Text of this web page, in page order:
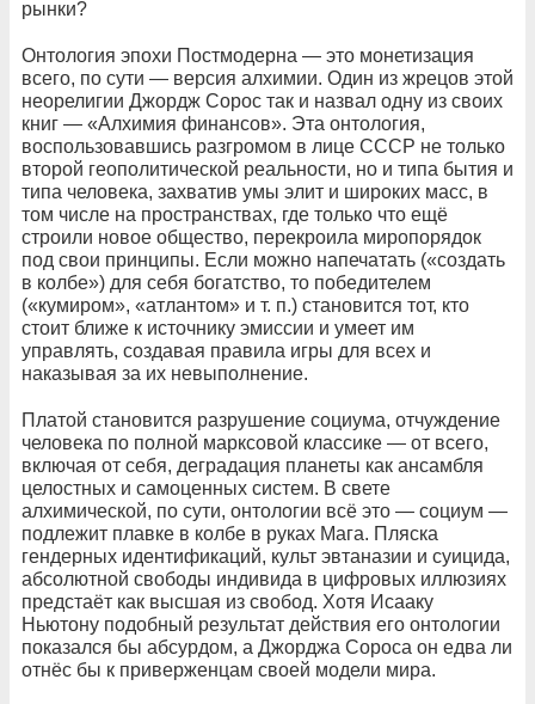
рынки?
Онтология эпохи Постмодерна — это монетизация
всего, по сути — версия алхимии. Один из жрецов этой
неорелигии Джордж Сорос так и назвал одну из своих
книг — «Алхимия финансов». Эта онтология,
воспользовавшись разгромом в лице СССР не только
второй геополитической реальности, но и типа бытия и
типа человека, захватив умы элит и широких масс, в
том числе на пространствах, где только что ещё
строили новое общество, перекроила миропорядок
под свои принципы. Если можно напечатать («создать
в колбе») для себя богатство, то победителем
(«кумиром», «атлантом» и т. п.) становится тот, кто
стоит ближе к источнику эмиссии и умеет им
управлять, создавая правила игры для всех и
наказывая за их невыполнение.
Платой становится разрушение социума, отчуждение
человека по полной марксовой классике — от всего,
включая от себя, деградация планеты как ансамбля
целостных и самоценных систем. В свете
алхимической, по сути, онтологии всё это — социум —
подлежит плавке в колбе в руках Мага. Пляска
гендерных идентификаций, культ эвтаназии и суицида,
абсолютной свободы индивида в цифровых иллюзиях
предстаёт как высшая из свобод. Хотя Иcааку
Ньютону подобный результат действия его онтологии
показался бы абсурдом, а Джорджа Сороса он едва ли
отнёс бы к приверженцам своей модели мира.